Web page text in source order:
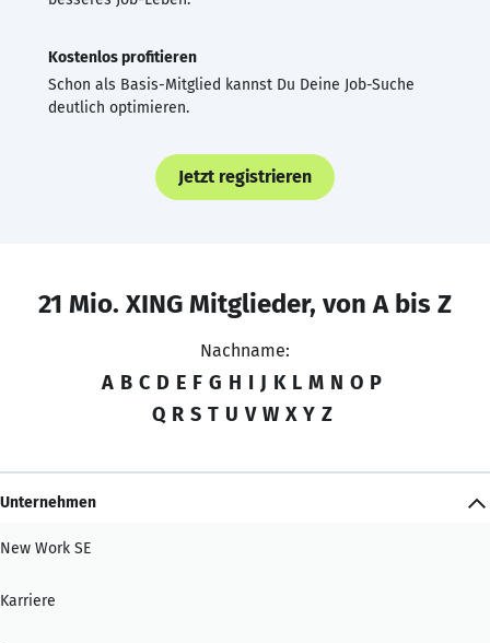
Kostenlos profitieren
Schon als Basis-Mitglied kannst Du Deine Job-Suche
deutlich optimieren.
Jetzt registrieren
21 Mio. XING Mitglieder, von A bis Z
Nachname:
A B C D E F G H I J K L M N O P
Q R S T U V W X Y Z
Unternehmen
New Work SE
Karriere